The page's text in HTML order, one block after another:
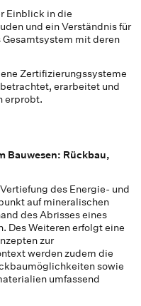
Einblick in die
und ein Verständnis für
mit deren
Zertifizierungssysteme
erarbeitet und
erprobt.
Bauwesen: Rückbau,
des Energie- und
auf mineralischen
des Abrisses eines
Des Weiteren erfolgt eine
zur
werden zudem die
sowie
umfassend